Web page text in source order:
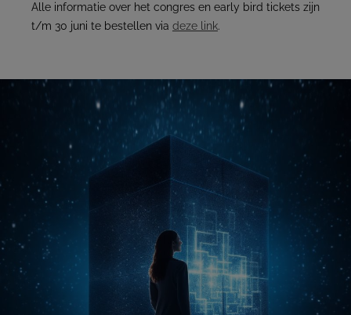
Alle informatie over het congres en early bird tickets zijn
t/m 30 juni te bestellen via deze link.